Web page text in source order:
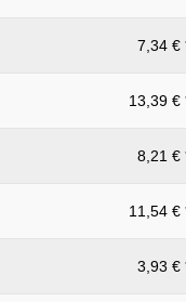
7,34 €
13,39 €
8,21 €
11,54 €
3,93 €